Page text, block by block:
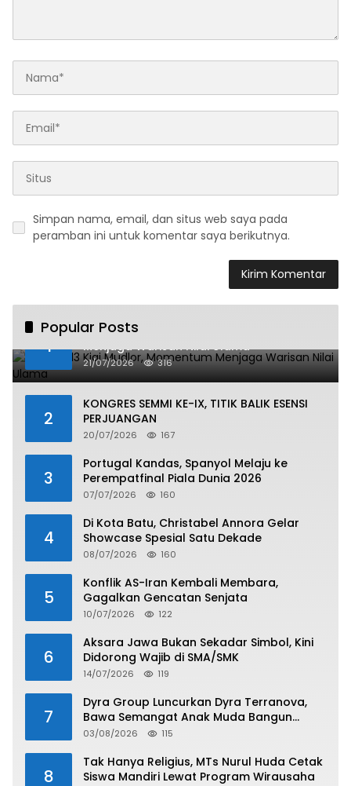
Simpan nama, email, dan situs web saya pada
peramban ini untuk komentar saya berikutnya.
Popular Posts
1
Haul ke-13 Kiai Mudlor, Momentum
Menjaga Warisan Nilai Ulama
21/07/2026 316
2
KONGRES SEMMI KE-IX, TITIK BALIK ESENSI
PERJUANGAN
20/07/2026 167
3
Portugal Kandas, Spanyol Melaju ke
Perempatfinal Piala Dunia 2026
07/07/2026 160
4
Di Kota Batu, Christabel Annora Gelar
Showcase Spesial Satu Dekade
08/07/2026 160
5
Konflik AS-Iran Kembali Membara,
Gagalkan Gencatan Senjata
10/07/2026 122
6
Aksara Jawa Bukan Sekadar Simbol, Kini
Didorong Wajib di SMA/SMK
14/07/2026 119
7
Dyra Group Luncurkan Dyra Terranova,
Bawa Semangat Anak Muda Bangun
Masa Depan Properti Batam
03/08/2026 115
8
Tak Hanya Religius, MTs Nurul Huda Cetak
Siswa Mandiri Lewat Program Wirausaha